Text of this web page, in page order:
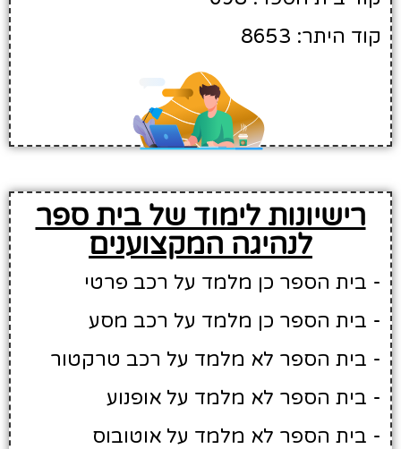
קוד היתר: 8653
רישיונות לימוד של בית ספר
לנהיגה המקצוענים
- בית הספר כן מלמד על רכב פרטי
- בית הספר כן מלמד על רכב מסע
- בית הספר לא מלמד על רכב טרקטור
- בית הספר לא מלמד על אופנוע
- בית הספר לא מלמד על אוטובוס